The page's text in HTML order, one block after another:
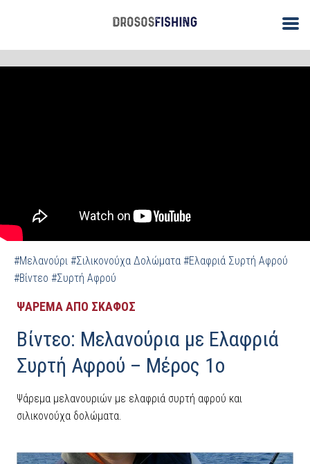
Ψάρεμα από Σκάφος/Βίντεο: Μελανούρια με Ελαφριά
#Μελανούρι #Σιλικονούχα Δολώματα #Ελαφριά Συρτή Αφρού
#Βίντεο #Συρτή Αφρού
ΨΑΡΕΜΑ ΑΠΟ ΣΚΑΦΟΣ
Βίντεο: Μελανούρια με Ελαφριά
Συρτή Αφρού – Μέρος 1ο
Ψάρεμα μελανουριών με ελαφριά συρτή αφρού και
σιλικονούχα δολώματα.